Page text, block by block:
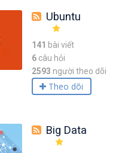
Ubuntu
141 bài viết
6câu hỏi
2593 người theo dõi
Theo dõi
Big Data